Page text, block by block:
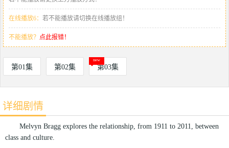
在线播放6： 若不能播放请切换在线播放组！
不能播放？ 点此报错！
第01集 第02集 第03集
详细剧情
Melvyn Bragg explores the relationship, from 1911 to 2011, between
class and culture.